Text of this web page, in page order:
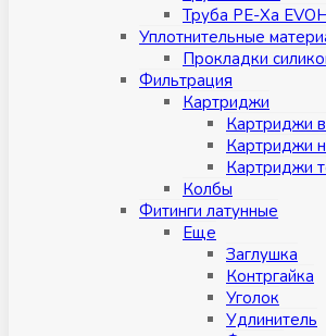
Труба PE-Xa
Уплотнительные
Прокладки
Фильтрация
Картриджи
Картриджи
Картриджи
Картриджи
Колбы
Фитинги латунные
Eщe
Заглушка
Контргайка
Уголок
Удлинитель